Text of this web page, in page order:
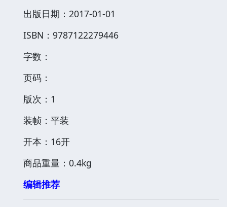
出版日期：2017-01-01
ISBN：9787122279446
字数：
页码：
版次：1
装帧：平装
开本：16开
商品重量：0.4kg
编辑推荐